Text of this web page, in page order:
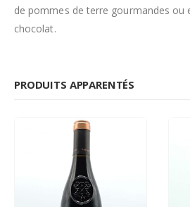
de pommes de terre gourmandes ou
chocolat.
PRODUITS APPARENTÉS